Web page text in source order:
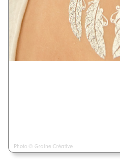
Photo © Graine Créative